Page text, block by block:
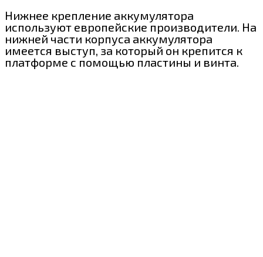
Нижнее крепление аккумулятора
используют европейские производители. На
нижней части корпуса аккумулятора
имеется выступ, за который он крепится к
платформе с помощью пластины и винта.